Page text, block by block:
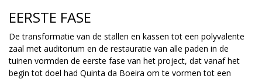
EERSTE FASE
De transformatie van de stallen en kassen tot een polyvalente
zaal met auditorium en de restauratie van alle paden in de
tuinen vormden de eerste fase van het project, dat vanaf het
begin tot doel had Quinta da Boeira om te vormen tot een